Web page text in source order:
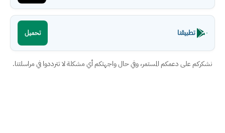
تطبيقنا تحميل
نشكركم على دعمكم المستمر، وفي حال واجهتكم أي مشكلة لا تترددوا في مراسلتنا.